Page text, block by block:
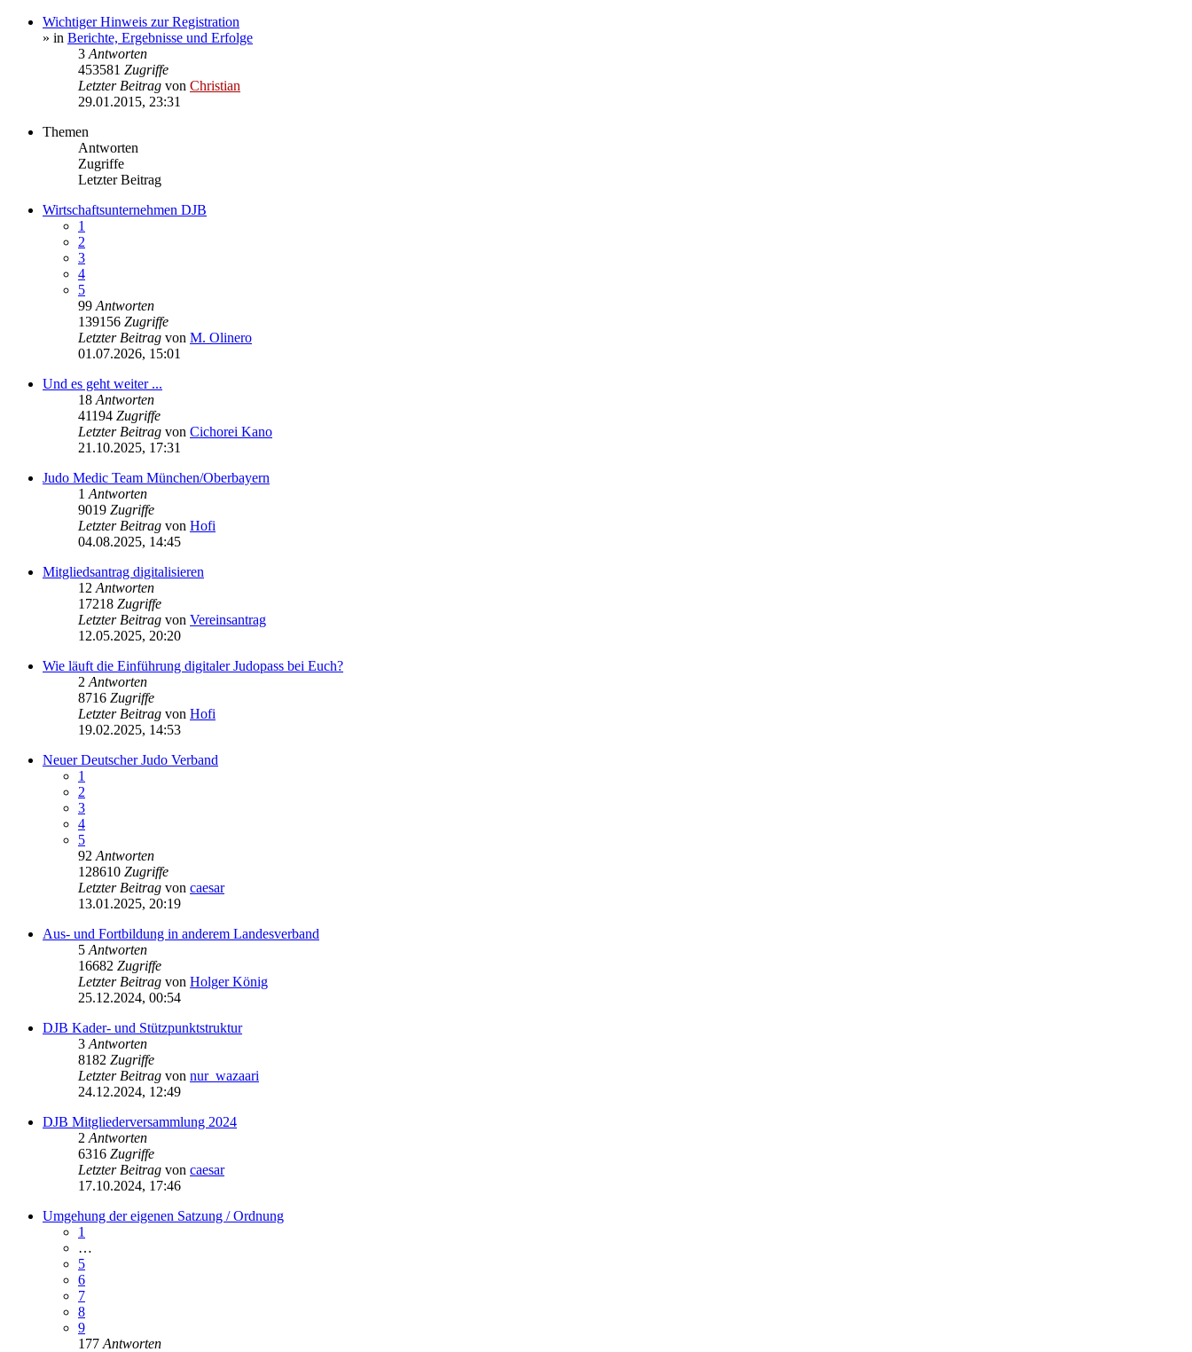
Wichtiger Hinweis zur Registration
» in Berichte, Ergebnisse und Erfolge
3 Antworten
453581 Zugriffe
Letzter Beitrag von Christian
29.01.2015, 23:31
Themen
Antworten
Zugriffe
Letzter Beitrag
Wirtschaftsunternehmen DJB
1
2
3
4
5
99 Antworten
139156 Zugriffe
Letzter Beitrag von M. Olinero
01.07.2026, 15:01
Und es geht weiter ...
18 Antworten
41194 Zugriffe
Letzter Beitrag von Cichorei Kano
21.10.2025, 17:31
Judo Medic Team München/Oberbayern
1 Antworten
9019 Zugriffe
Letzter Beitrag von Hofi
04.08.2025, 14:45
Mitgliedsantrag digitalisieren
12 Antworten
17218 Zugriffe
Letzter Beitrag von Vereinsantrag
12.05.2025, 20:20
Wie läuft die Einführung digitaler Judopass bei Euch?
2 Antworten
8716 Zugriffe
Letzter Beitrag von Hofi
19.02.2025, 14:53
Neuer Deutscher Judo Verband
1
2
3
4
5
92 Antworten
128610 Zugriffe
Letzter Beitrag von caesar
13.01.2025, 20:19
Aus- und Fortbildung in anderem Landesverband
5 Antworten
16682 Zugriffe
Letzter Beitrag von Holger König
25.12.2024, 00:54
DJB Kader- und Stützpunktstruktur
3 Antworten
8182 Zugriffe
Letzter Beitrag von nur_wazaari
24.12.2024, 12:49
DJB Mitgliederversammlung 2024
2 Antworten
6316 Zugriffe
Letzter Beitrag von caesar
17.10.2024, 17:46
Umgehung der eigenen Satzung / Ordnung
1
…
5
6
7
8
9
177 Antworten